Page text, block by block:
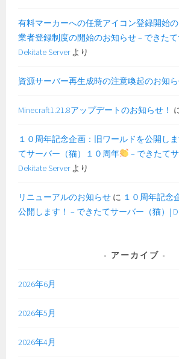
有料マーカーへの任意アイコン登録開始
業者登録制度の開始のお知らせ – できた
Dekitate Serverより
資源サーバー再生成時の注意喚起のお知
Minecraft1.21.8アップデートのお知らせ！
１０周年記念企画：旧ワールドを公開しま
てサーバー（猫）１０周年
– できたて
Dekitate Serverより
リニューアルのお知らせ に １０周年記念
公開します！ – できたてサーバー（猫）|
アーカイブ
2026年6月
2026年5月
2026年4月